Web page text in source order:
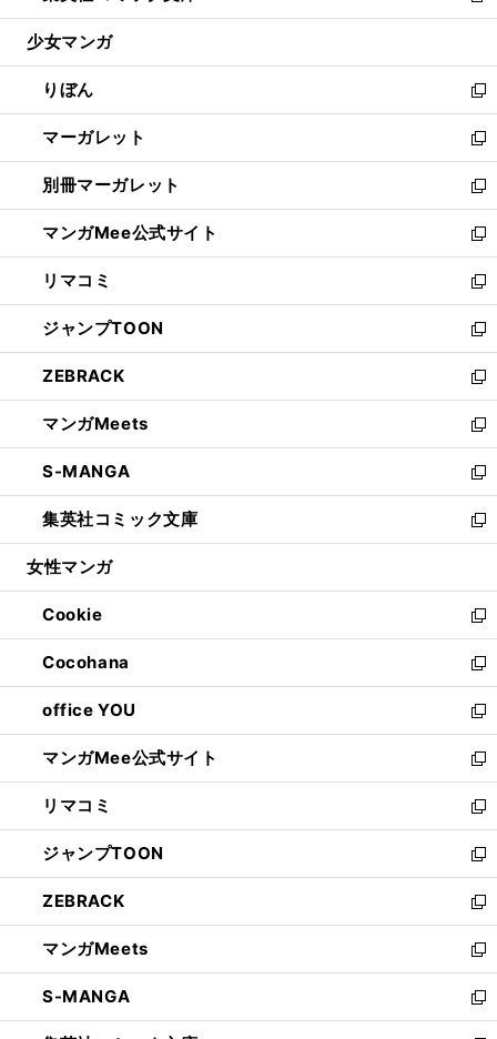
開
ウ
開
く
ン
ウ
で
開
く
ウ
ン
ド
ウ
で
開
く
し
ウ
ィ
ン
ド
ウ
で
開
く
少女マンガ
りぼん
新
し
い
ウ
ィ
ン
ド
ウ
で
開
く
マーガレット
新
し
い
ウ
ィ
ン
ド
ウ
で
開
く
別冊マーガレット
新
し
い
ウ
ィ
ン
ド
ウ
で
開
く
マンガMee公式サイト
新
し
い
ウ
ィ
ン
ド
ウ
で
開
く
リマコミ
新
し
い
ウ
ィ
ン
ド
ウ
で
開
く
ジャンプTOON
新
し
い
ウ
ィ
ン
ド
ウ
で
開
ZEBRACK
新
し
い
ウ
ィ
ン
ド
ウ
開
く
マンガMeets
新
し
い
ウ
ィ
ン
ウ
で
開
く
S-MANGA
新
し
い
ウ
ン
ド
ウ
で
開
く
集英社コミック文庫
新
し
ウ
ィ
ン
ド
ウ
で
開
く
女性マンガ
Cookie
新
し
い
ウ
ィ
ン
ド
ウ
で
開
く
Cocohana
新
し
い
ウ
ィ
ン
ド
ウ
で
開
く
office YOU
新
し
い
ウ
ィ
ン
ド
ウ
で
開
く
マンガMee公式サイト
新
し
い
ウ
ィ
ン
ド
ウ
で
開
く
リマコミ
新
し
い
ウ
ィ
ン
ド
ウ
で
開
ジャンプTOON
新
し
い
ウ
ィ
ン
ド
ウ
ZEBRACK
新
し
い
ウ
ィ
ン
マンガMeets
新
し
い
ウ
S-MANGA
新
し